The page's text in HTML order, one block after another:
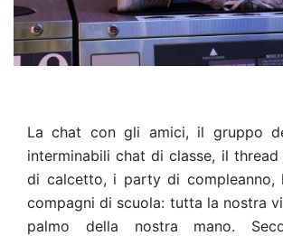
La chat con gli amici, il gruppo
interminabili chat di classe, il
di calcetto, i party di compleanno,
compagni di scuola: tutta la nostra
palmo della nostra mano.